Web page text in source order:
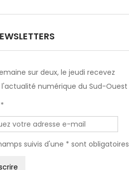
sur deux, le jeudi recevez
numérique du Sud-Ouest
suivis d'une * sont obligatoires